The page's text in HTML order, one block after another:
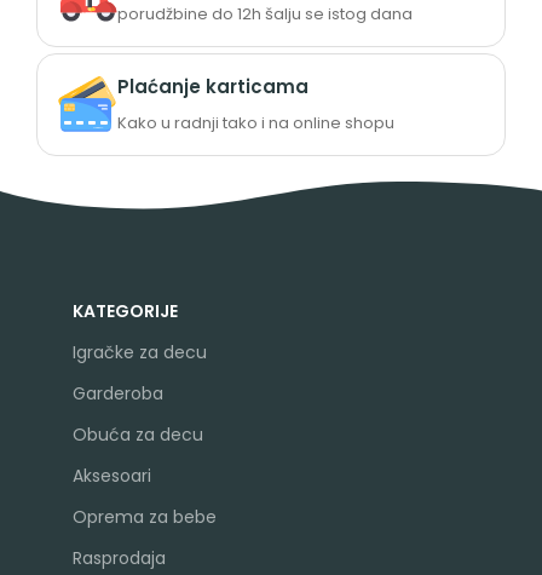
porudžbine do 12h šalju se istog dana
Plaćanje karticama
Kako u radnji tako i na online shopu
KATEGORIJE
Igračke za decu
Garderoba
Obuća za decu
Aksesoari
Oprema za bebe
Rasprodaja